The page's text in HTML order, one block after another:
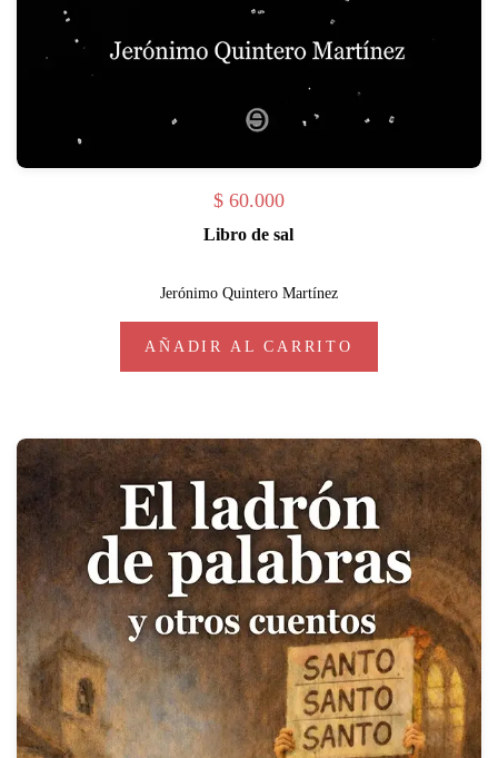
$60.000
Libro de sal
Jerónimo Quintero Martínez
AÑADIR AL CARRITO